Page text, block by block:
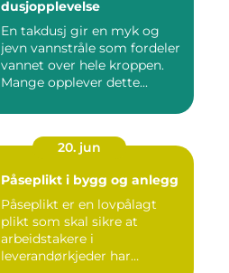
dusjopplevelse
En takdusj gir en myk og
jevn vannstråle som fordeler
vannet over hele kroppen.
Mange opplever dette...
20. jun
Påseplikt i bygg og anlegg
Påseplikt er en lovpålagt
plikt som skal sikre at
arbeidstakere i
leverandørkjeder har